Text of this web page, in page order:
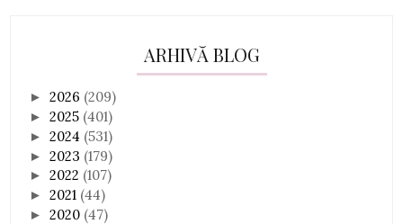
ARHIVĂ BLOG
►2026 (209)
►2025 (401)
►2024 (531)
►2023 (179)
►2022 (107)
►2021 (44)
►2020 (47)